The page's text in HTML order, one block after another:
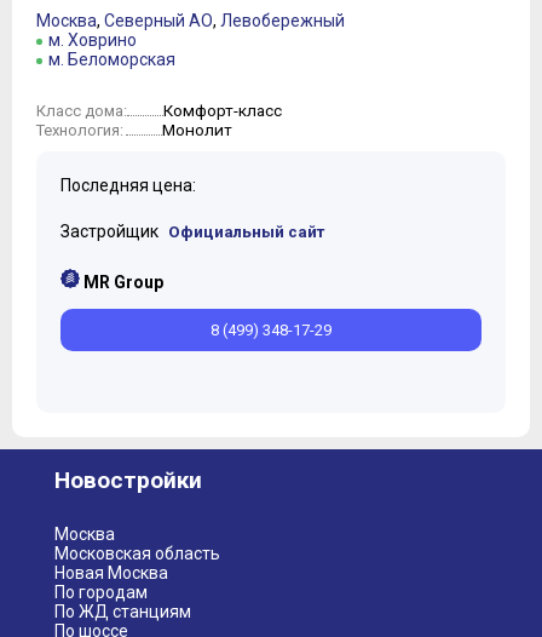
6
7
8
10
11
Москва, Северный АО, Левобережный
м. Ховрино
м. Беломорская
Класс дома: Комфорт-класс
Технология: Монолит
Последняя цена:
Застройщик Официальный сайт
MR Group
8 (499) 348-17-29
Новостройки
Москва
Московская область
Новая Москва
По городам
По ЖД станциям
По шоссе